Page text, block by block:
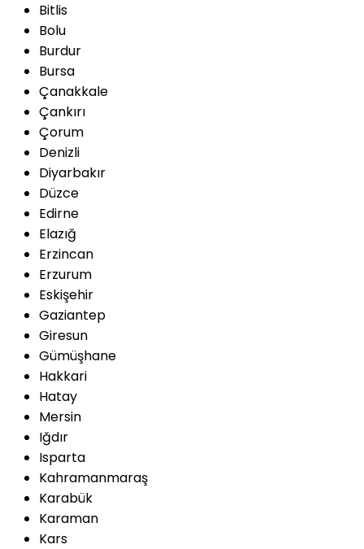
Bitlis
Bolu
Burdur
Bursa
Çanakkale
Çankırı
Çorum
Denizli
Diyarbakır
Düzce
Edirne
Elazığ
Erzincan
Erzurum
Eskişehir
Gaziantep
Giresun
Gümüşhane
Hakkari
Hatay
Mersin
Iğdır
Isparta
Kahramanmaraş
Karabük
Karaman
Kars